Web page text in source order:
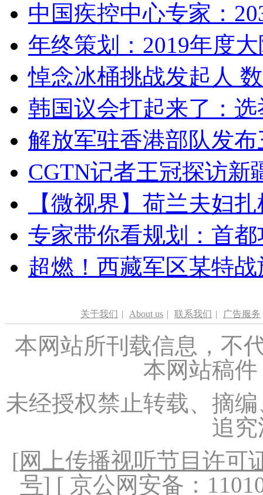
中国疾控中心专家：
年终策划：2019年度
悼念冰桶挑战发起人
韩国议会打起来了：
解放军驻香港部队发
CGTN记者王冠探访新
【微视界】荷兰夫妇
专家带你看规划：首
超燃！西藏军区某特
关于我们 | About us | 联系我们 | 广告服务
本网站所刊载信息，不
本网站稿
未经授权禁止转载、摘
追
[网上传播视听节目许可
号] [ 京公网安备：